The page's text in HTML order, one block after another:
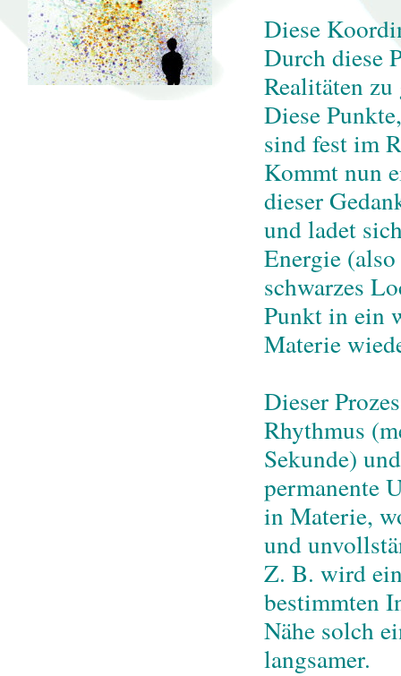
Diese
Durch diese
Realitäten
Diese
sind fest im
Kommt nun
dieser
und ladet
Energie
schwarzes
Punkt in ein
Materie
Dieser
Rhythmus
Sekunde)
permanente
in Materie,
und
Z. B. wird
bestimmten
Nähe solch
langsamer.